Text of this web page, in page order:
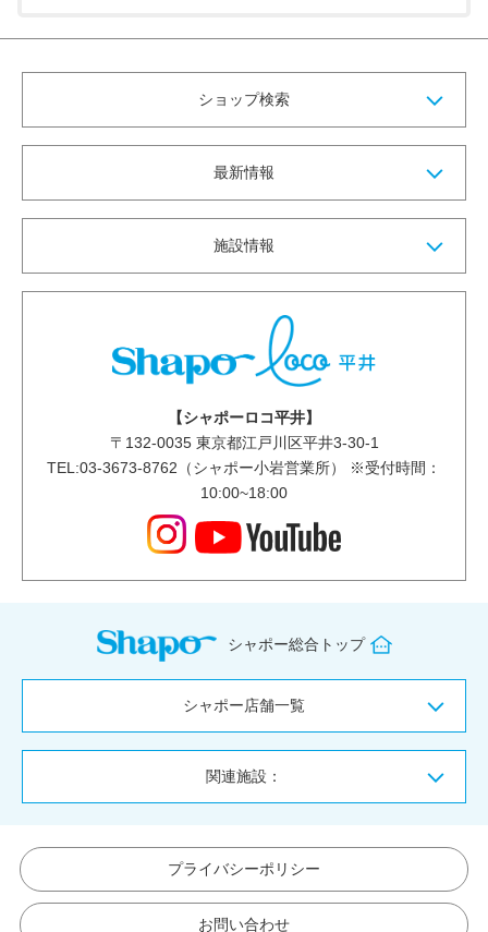
ショップ検索
最新情報
施設情報
【シャポーロコ平井】
〒 132-0035東京都江戸川区平井3-30-1
TEL:03-3673-8762（シャポー小岩営業所） ※受付時間：
10:00~18:00
シャポー総合トップ
シャポー店舗一覧
関連施設：
プライバシーポリシー
お問い合わせ